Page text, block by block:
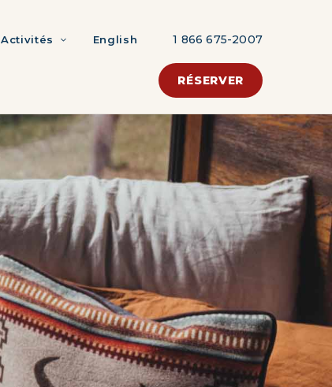
Activités English 1 866 675-2007
RÉSERVER